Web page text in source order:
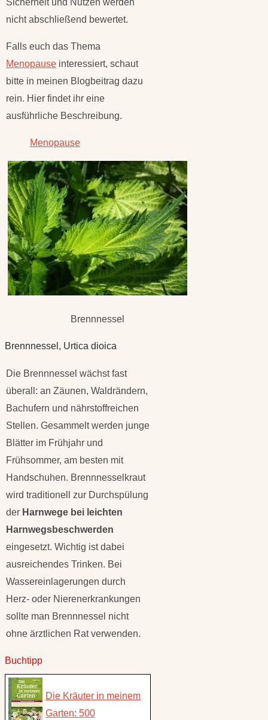
Sicherheit und Nutzen werden
nicht abschließend bewertet.
Falls euch das Thema
Menopause interessiert, schaut
bitte in meinen Blogbeitrag dazu
rein. Hier findet ihr eine
ausführliche Beschreibung.
Menopause
Brennnessel
Brennnessel, Urtica dioica
Die Brennnessel wächst fast
überall: an Zäunen, Waldrändern,
Bachufern und nährstoffreichen
Stellen. Gesammelt werden junge
Blätter im Frühjahr und
Frühsommer, am besten mit
Handschuhen. Brennnesselkraut
wird traditionell zur Durchspülung
der Harnwege bei leichten
Harnwegsbeschwerden
eingesetzt. Wichtig ist dabei
ausreichendes Trinken. Bei
Wassereinlagerungen durch
Herz- oder Nierenerkrankungen
sollte man Brennnessel nicht
ohne ärztlichen Rat verwenden.
Buchtipp
Die Kräuter in meinem
Garten: 500